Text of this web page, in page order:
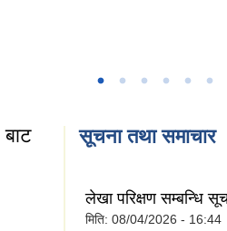
सूचना तथा समाचार
लेखा परिक्षण सम्बन्धि
मिति: 08/04/2026 - 16:44